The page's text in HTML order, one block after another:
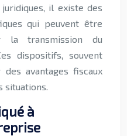
il existe des
qui peuvent être
la transmission du
dispositifs, souvent
avantages fiscaux
situations.
à